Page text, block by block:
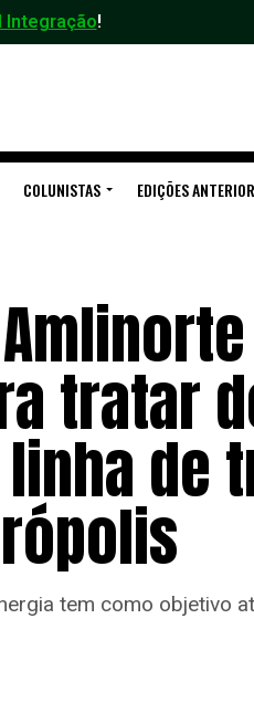
Integração!
COLUNISTAS EDIÇÕES
tratar
de
tem como objetivo